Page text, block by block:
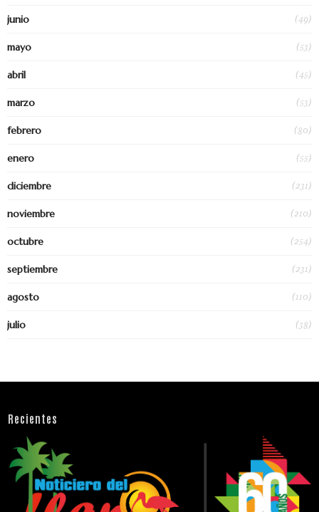
junio (49)
mayo (53)
abril (45)
marzo (53)
febrero (80)
enero (55)
diciembre (231)
noviembre (210)
octubre (254)
septiembre (231)
agosto (110)
julio (38)
Recientes